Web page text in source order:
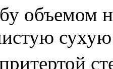
объемом